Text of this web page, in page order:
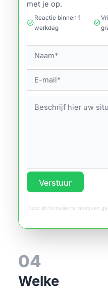
met je op.
check_circle
Reactie binnen 1
werkdag
check_circle
Verstuur
Door dit formulier te versturen
04
Welke